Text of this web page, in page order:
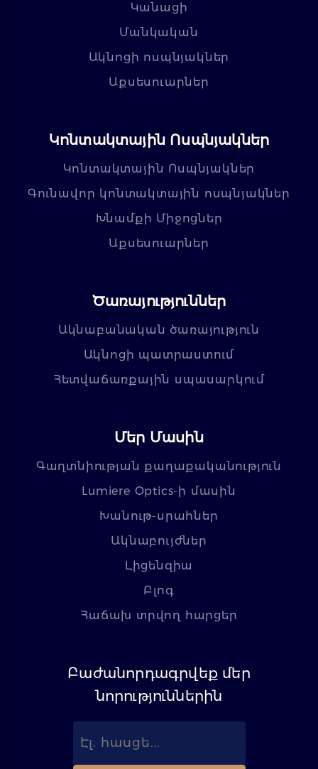
Կանացի
Մանկական
Ակնոցի ոսպնյակներ
Աքսեսուարներ
Կոնտակտային Ոսպնյակներ
Կոնտակտային Ոսպնյակներ
Գունավոր կոնտակտային ոսպնյակներ
Խնամքի Միջոցներ
Աքսեսուարներ
Ծառայություններ
Ակնաբանական ծառայություն
Ակնոցի պատրաստում
Հետվաճառքային սպասարկում
Մեր Մասին
Գաղտնիության քաղաքականություն
Lumiere Optics-ի մասին
Խանութ-սրահներ
Ակնաբույժներ
Լիցենզիա
Բլոգ
Հաճախ տրվող հարցեր
Բաժանորդագրվեք մեր
նորություններին